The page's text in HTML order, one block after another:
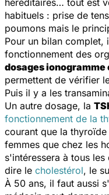
héréditaires… tout est
habituels : prise de
poumons mais le
Pour un bilan complet,
fonctionnement des
dosages
permettent de vérifier
Puis il y a les
Un autre dosage, la
fonctionnement de la
courant que la
femmes que chez les
s'intéressera à tous
dire le cholestérol, le
À 50 ans, il faut aussi